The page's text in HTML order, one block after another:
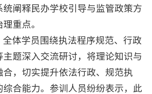
统阐释民办学校引导与监管政策方
重点。
全体学员围绕执法程序规范、行政
题深入交流研讨，将理论知识与
合，切实提升依法行政、规范执
综合能力。参训人员纷纷表示，此